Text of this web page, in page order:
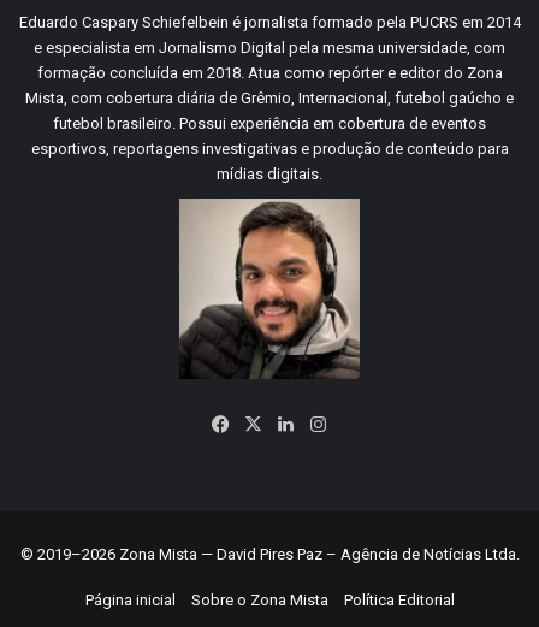
Eduardo Caspary Schiefelbein é jornalista formado pela PUCRS em 2014
e especialista em Jornalismo Digital pela mesma universidade, com
formação concluída em 2018. Atua como repórter e editor do Zona
Mista, com cobertura diária de Grêmio, Internacional, futebol gaúcho e
futebol brasileiro. Possui experiência em cobertura de eventos
esportivos, reportagens investigativas e produção de conteúdo para
mídias digitais.
Facebook
X LinkedinInstagram
© 2019–2026 Zona Mista — David Pires Paz – Agência de Notícias Ltda.
Página inicial Sobre o Zona Mista Política Editorial